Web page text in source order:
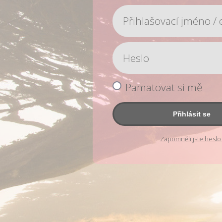
Pamatovat si mě
Přihlásit se
Zapomněli jste